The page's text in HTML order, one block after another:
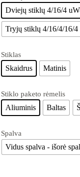
Dviejų stiklų 4/16/4
Tryjų stiklų 4/16/4/16/4
Stiklas
Skaidrus Matinis
Stiklo paketo rėmelis
Aliuminis Baltas
Spalva
Vidus spalva - išorė